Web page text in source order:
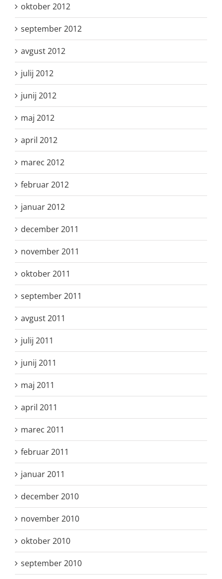
oktober 2012
september 2012
avgust 2012
julij 2012
junij 2012
maj 2012
april 2012
marec 2012
februar 2012
januar 2012
december 2011
november 2011
oktober 2011
september 2011
avgust 2011
julij 2011
junij 2011
maj 2011
april 2011
marec 2011
februar 2011
januar 2011
december 2010
november 2010
oktober 2010
september 2010